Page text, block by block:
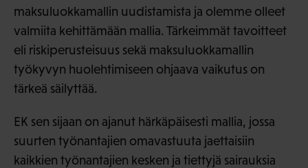
maksuluokkamallin uudistamista ja olemme olleet
valmiita kehittämään mallia. Tärkeimmät tavoitteet
eli riskiperusteisuus sekä maksuluokkamallin
työkyvyn huolehtimiseen ohjaava vaikutus on
tärkeä säilyttää.
EK sen sijaan on ajanut härkäpäisesti mallia, jossa
suurten työnantajien omavastuuta jaettaisiin
kaikkien työnantajien kesken ja tiettyjä sairauksia